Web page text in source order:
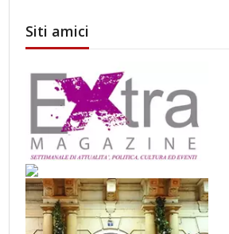
Siti amici